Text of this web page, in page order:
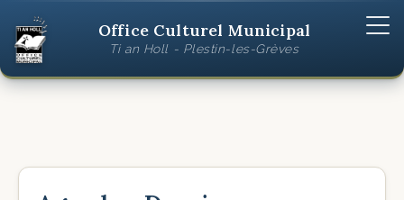
Office Culturel Municipal
Ti an Holl - Plestin-les-Grèves